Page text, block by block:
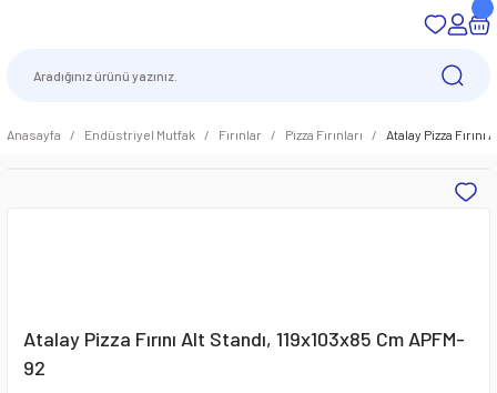
Anasayfa Endüstriyel Mutfak Fırınlar Pizza Fırınları Atalay Pizza Fırını
Atalay Pizza Fırını Alt Standı, 119x103x85 Cm APFM-
92